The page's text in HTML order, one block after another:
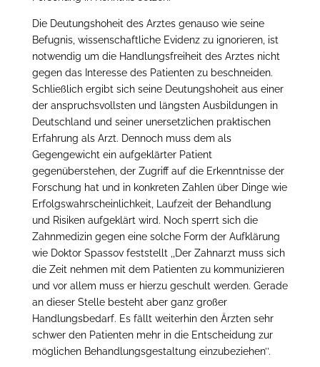
Die Deutungshoheit des Arztes genauso wie seine
Befugnis, wissenschaftliche Evidenz zu ignorieren, ist
notwendig um die Handlungsfreiheit des Arztes nicht
gegen das Interesse des Patienten zu beschneiden.
Schließlich ergibt sich seine Deutungshoheit aus einer
der anspruchsvollsten und längsten Ausbildungen in
Deutschland und seiner unersetzlichen praktischen
Erfahrung als Arzt. Dennoch muss dem als
Gegengewicht ein aufgeklärter Patient
gegenüberstehen, der Zugriff auf die Erkenntnisse der
Forschung hat und in konkreten Zahlen über Dinge wie
Erfolgswahrscheinlichkeit, Laufzeit der Behandlung
und Risiken aufgeklärt wird. Noch sperrt sich die
Zahnmedizin gegen eine solche Form der Aufklärung
wie Doktor Spassov feststellt ,,Der Zahnarzt muss sich
die Zeit nehmen mit dem Patienten zu kommunizieren
und vor allem muss er hierzu geschult werden. Gerade
an dieser Stelle besteht aber ganz großer
Handlungsbedarf. Es fällt weiterhin den Ärzten sehr
schwer den Patienten mehr in die Entscheidung zur
möglichen Behandlungsgestaltung einzubeziehen’’.